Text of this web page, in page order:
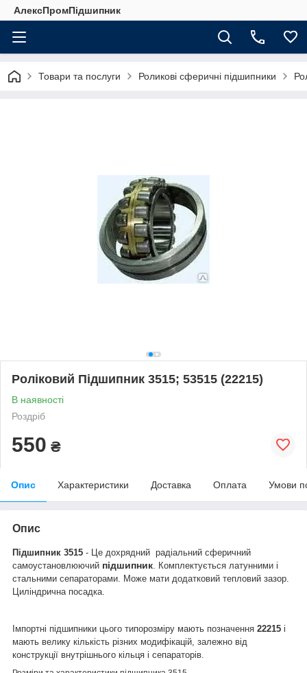
АлексПромПідшипник
Товари та послуги Роликові сферичні підшипники
Роліковий Підшипник 3515; 53515 (22215)
В наявності
Роздріб
550 ₴
Опис Характеристики Доставка Оплата Умови
Опис
Підшипник 3515 - Це дохрядний радіальний сферичний
самоустановлюючий підшипник . Комплектується латунними і
стальними сепараторами. Може мати додатковий тепловий зазор.
Циліндрична посадка.
Імпортні підшипники цього типорозміру мають позначення 22215 і
мають велику кількість різних модифікацій, залежно від
конструкції внутрішнього кільця і сепараторів.